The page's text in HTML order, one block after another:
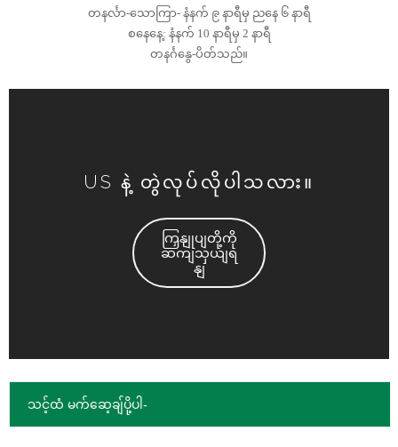
တနင်္လာ-သောကြာ- နံနက် ၉ နာရီမှ ညနေ ၆ နာရီ
စနေနေ့: နံနက် 10 နာရီမှ 2 နာရီ
တနင်္ဂနွေ-ပိတ်သည်။
US နဲ့ တွဲလုပ်လိုပါသလား။
ကြှနျုပျတို့ကို
ဆကျသှယျရ
နျ
သင့်ထံ မက်ဆေ့ချ်ပို့ပါ-